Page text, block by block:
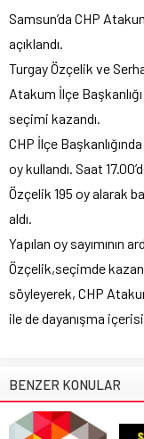
Samsun’da CHP
açıklandı.
Turgay Özçelik ve
Atakum İlçe
seçimi kazandı.
CHP İlçe
oy kullandı. Saat
Özçelik 195 oy alarak
aldı.
Yapılan oy sayımının
Özçelik,seçimde
söyleyerek, CHP
ile de dayanışma
BENZER KONULAR